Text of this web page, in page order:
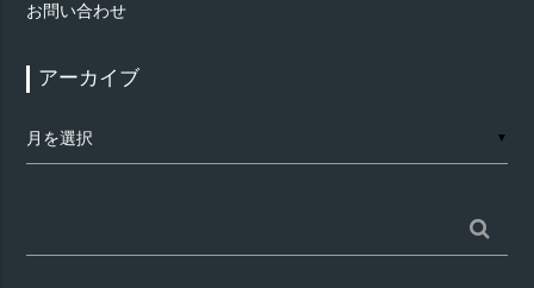
お問い合わせ
アーカイブ
ー
▼
索: